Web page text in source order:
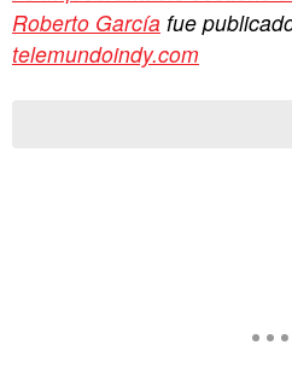
Roberto García fue
telemundoindy.com